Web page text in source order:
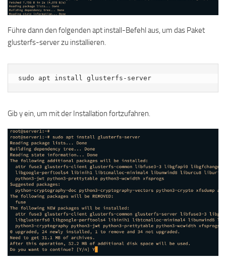
Führe dann den folgenden apt install-Befehl aus, um das Paket
glusterfs-server zu installieren.
sudo apt install glusterfs-server
Gib y ein, um mit der Installation fortzufahren.